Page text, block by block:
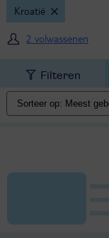
Kroatië
2 volwassenen
Filteren